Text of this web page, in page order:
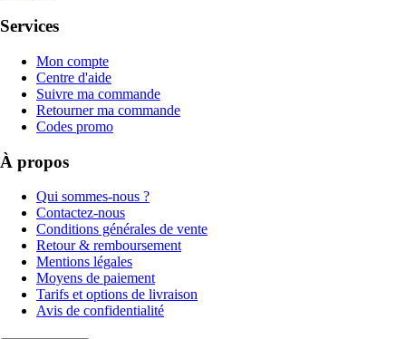
Services
Mon compte
Centre d'aide
Suivre ma commande
Retourner ma commande
Codes promo
À propos
Qui sommes-nous ?
Contactez-nous
Conditions générales de vente
Retour & remboursement
Mentions légales
Moyens de paiement
Tarifs et options de livraison
Avis de confidentialité